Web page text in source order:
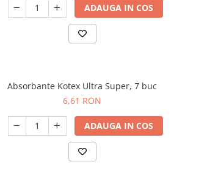
ADAUGA IN COS
Absorbante Kotex Ultra Super, 7 buc
6,61 RON
ADAUGA IN COS